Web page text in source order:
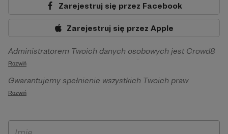
Zarejestruj się przez Facebook
Zarejestruj się przez Apple
Administratorem Twoich danych osobowych jest Crowd8
sp. z o.o. z siedziba w Warszawie, ul. Żwirki i Wigury 16, 02-
092 Warszawa. Twoje dane osobowe będą przetwarzane w
szczególności w celu wykonania umowy zawartej z Tobą, w
Patronite.pl, w tym możliwości dokonywania oraz
Rozwiń
Gwarantujemy spełnienie wszystkich Twoich praw
wynikających z ogólnego rozporządzenia o ochronie
ich przenoszenia, niepodlegania zautomatyzowanemu
Rozwiń